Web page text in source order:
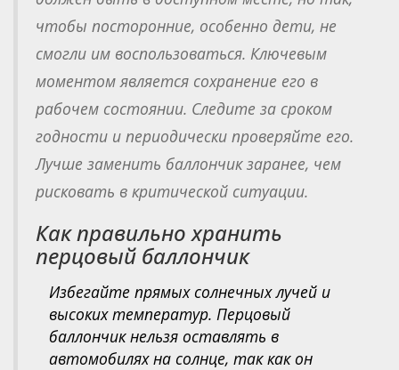
чтобы посторонние, особенно дети, не
смогли им воспользоваться. Ключевым
моментом является сохранение его в
рабочем состоянии. Следите за сроком
годности и периодически проверяйте его.
Лучше заменить баллончик заранее, чем
рисковать в критической ситуации.
Как правильно хранить
перцовый баллончик
Избегайте прямых солнечных лучей и
высоких температур. Перцовый
баллончик нельзя оставлять в
автомобилях на солнце, так как он